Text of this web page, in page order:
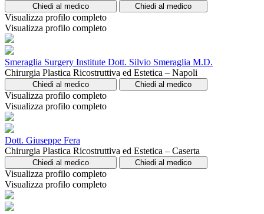
Chiedi al medico Chiedi al medico
Visualizza profilo completo
Visualizza profilo completo
Smeraglia Surgery Institute Dott. Silvio Smeraglia M.D.
Chirurgia Plastica Ricostruttiva ed Estetica – Napoli
Chiedi al medico Chiedi al medico
Visualizza profilo completo
Visualizza profilo completo
Dott. Giuseppe Fera
Chirurgia Plastica Ricostruttiva ed Estetica – Caserta
Chiedi al medico Chiedi al medico
Visualizza profilo completo
Visualizza profilo completo